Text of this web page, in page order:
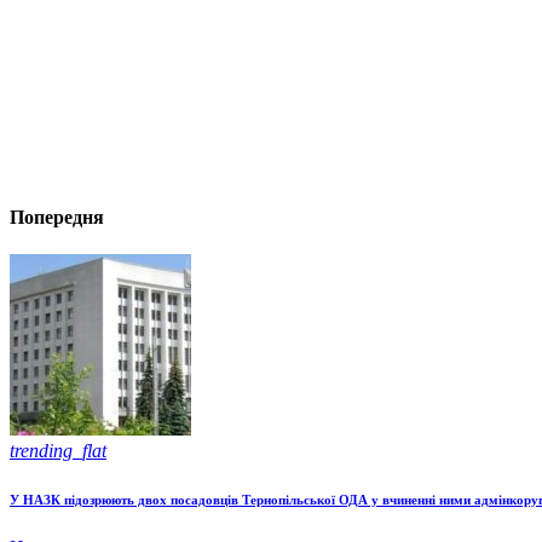
Попередня
trending_flat
У НАЗК підозрюють двох посадовців Тернопільської ОДА у вчиненні ними